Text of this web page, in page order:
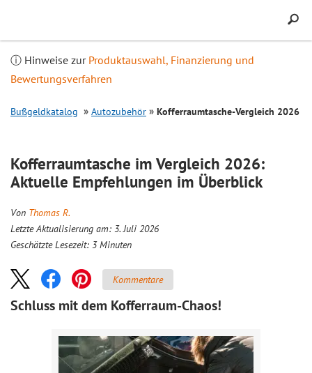
ⓘ Hinweise zur Produktauswahl, Finanzierung und
Bewertungsverfahren
Bußgeldkatalog Autozubehör Kofferraumtasche-Vergleich 2026
Kofferraumtasche im Vergleich 2026:
Aktuelle Empfehlungen im Überblick
Von Thomas R.
Letzte Aktualisierung am: 3. Juli 2026
Geschätzte Lesezeit: 3 Minuten
Kommentare
Schluss mit dem Kofferraum-Chaos!